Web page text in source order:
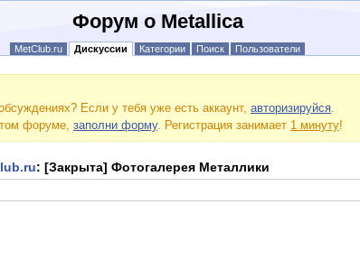
Форум о Metallica
MetClub.ru Дискуссии Категории Поиск Пользователи
Если у тебя уже есть аккаунт, авторизируйся.
форуме, заполни форму. Регистрация занимает 1 минуту!
: [Закрыта] Фотогалерея Металлики